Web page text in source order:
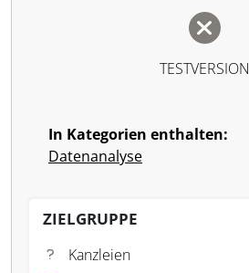
TESTVERSION
In Kategorien enthalten:
Datenanalyse
ZIELGRUPPE
Kanzleien